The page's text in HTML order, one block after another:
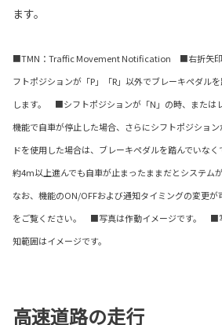
ます。
■TMN：Traffic Movement Notification ■右折矢
フトポジションが「P」「R」以外でブレーキペダル
します。 ■シフトポジションが「N」の時、または
機能で自車が停止した場合、さらにシフトポジショ
ドを使用した場合は、ブレーキペダルを踏んでいな
約4m以上進んでも自車が止まったままだとシステム
なお、機能のON/OFFおよび通知タイミングの変更
をご覧ください。 ■写真は作動イメージです。 ■
知範囲はイメージです。
高速道路の走行